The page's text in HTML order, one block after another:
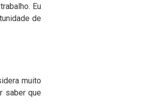
Eu
de
muito
saber que